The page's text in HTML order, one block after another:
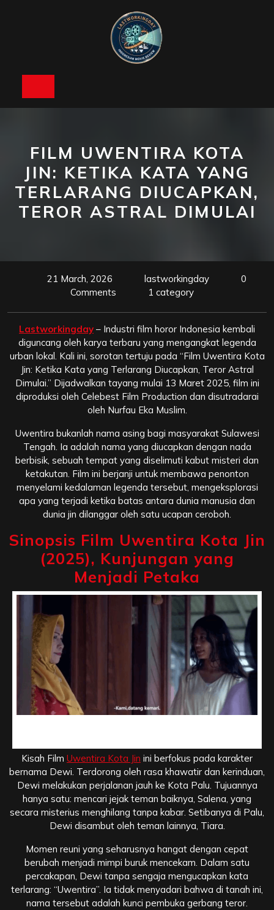
FILM UWENTIRA KOTA
JIN: KETIKA KATA YANG
TERLARANG DIUCAPKAN,
TEROR ASTRAL DIMULAI
21 March, 2026 lastworkingday
0
Comments
1 category
Lastworkingday – Industri film horor Indonesia kembali
diguncang oleh karya terbaru yang mengangkat legenda
urban lokal. Kali ini, sorotan tertuju pada “Film Uwentira Kota
Jin: Ketika Kata yang Terlarang Diucapkan, Teror Astral
Dimulai.” Dijadwalkan tayang mulai 13 Maret 2025, film ini
diproduksi oleh Celebest Film Production dan disutradarai
oleh Nurfau Eka Muslim.
Uwentira bukanlah nama asing bagi masyarakat Sulawesi
Tengah. Ia adalah nama yang diucapkan dengan nada
berbisik, sebuah tempat yang diselimuti kabut misteri dan
ketakutan. Film ini berjanji untuk membawa penonton
menyelami kedalaman legenda tersebut, mengeksplorasi
apa yang terjadi ketika batas antara dunia manusia dan
dunia jin dilanggar oleh satu ucapan ceroboh.
Sinopsis Film Uwentira Kota Jin
(2025), Kunjungan yang
Menjadi Petaka
Kisah Film Uwentira Kota Jin ini berfokus pada karakter
bernama Dewi. Terdorong oleh rasa khawatir dan kerinduan,
Dewi melakukan perjalanan jauh ke Kota Palu. Tujuannya
hanya satu: mencari jejak teman baiknya, Salena, yang
secara misterius menghilang tanpa kabar. Setibanya di Palu,
Dewi disambut oleh teman lainnya, Tiara.
Momen reuni yang seharusnya hangat dengan cepat
berubah menjadi mimpi buruk mencekam. Dalam satu
percakapan, Dewi tanpa sengaja mengucapkan kata
terlarang: “Uwentira”. Ia tidak menyadari bahwa di tanah ini,
nama tersebut adalah kunci pembuka gerbang teror.